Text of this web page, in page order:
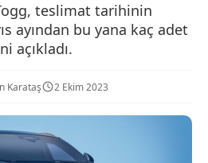
teslimat tarihinin
ayından bu yana kaç adet
açıkladı.
Karataş 2 Ekim 2023